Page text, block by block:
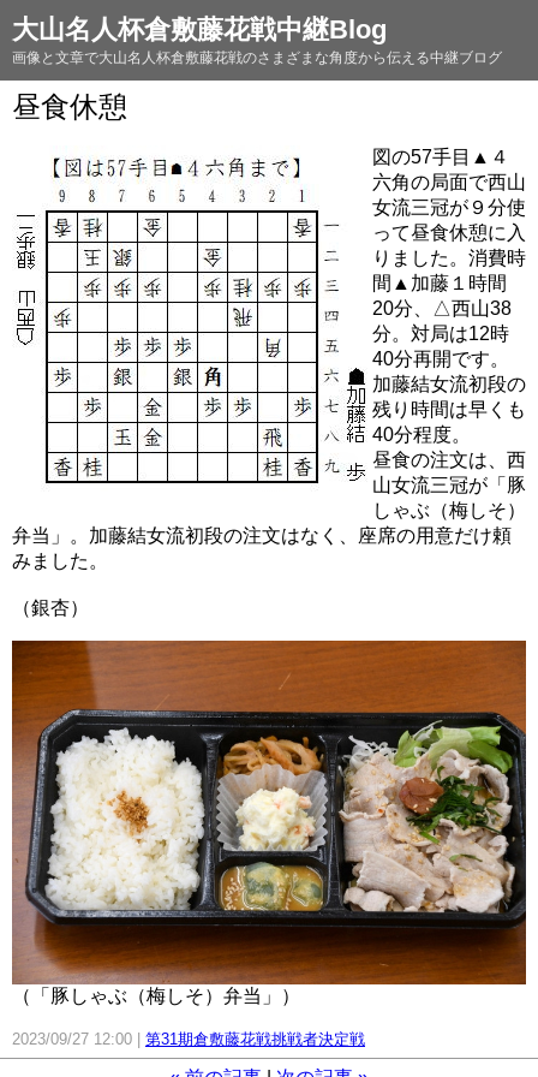
大山名人杯倉敷藤花戦中継Blog
画像と文章で大山名人杯倉敷藤花戦のさまざまな角度から伝える中継ブログ
昼食休憩
図の57手目▲４
六角の局面で西山
女流三冠が９分使
って昼食休憩に入
りました。消費時
間▲加藤１時間
20分、△西山38
分。対局は12時
40分再開です。
加藤結女流初段の
残り時間は早くも
40分程度。
昼食の注文は、西
山女流三冠が「豚
しゃぶ（梅しそ）
弁当」。加藤結女流初段の注文はなく、座席の用意だけ頼
みました。
（銀杏）
（「豚しゃぶ（梅しそ）弁当」）
2023/09/27 12:00 第31期倉敷藤花戦挑戦者決定戦